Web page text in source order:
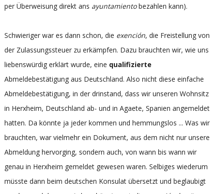
per Überweisung direkt ans ayuntamientobezahlen kann).
Schwieriger war es dann schon, die exención, die Freistellung von
der Zulassungssteuer zu erkämpfen. Dazu brauchten wir, wie uns
liebenswürdig erklärt wurde, eine qualifizierte
Abmeldebestätigung aus Deutschland. Also nicht diese einfache
Abmeldebestätigung, in der drinstand, dass wir unseren Wohnsitz
in Herxheim, Deutschland ab- und in Agaete, Spanien angemeldet
hatten. Da könnte ja jeder kommen und hemmungslos ... Was wir
brauchten, war vielmehr ein Dokument, aus dem nicht nur unsere
Abmeldung hervorging, sondern auch, von wann bis wann wir
genau in Herxheim gemeldet gewesen waren. Selbiges wiederum
müsste dann beim deutschen Konsulat übersetzt und beglaubigt